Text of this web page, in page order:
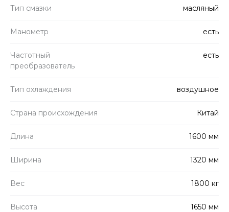
Тип смазки масляный
Манометр есть
Частотный
преобразователь
есть
Тип охлаждения воздушное
Страна происхождения Китай
Длина 1600 мм
Ширина 1320 мм
Вес 1800 кг
Высота 1650 мм